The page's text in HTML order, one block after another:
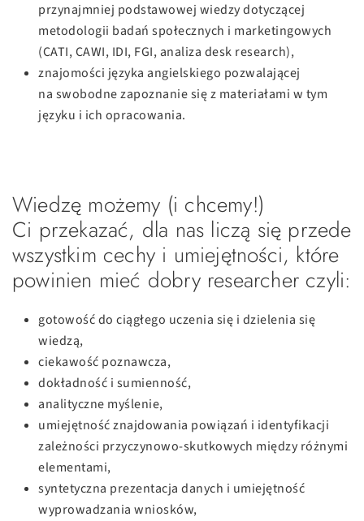
przynajmniej podstawowej wiedzy dotyczącej
metodologii badań społecznych i marketingowych
(CATI, CAWI, IDI, FGI, analiza desk research),
znajomości języka angielskiego pozwalającej
na swobodne zapoznanie się z materiałami w tym
języku i ich opracowania.
Wiedzę możemy (i chcemy!)
Ci przekazać, dla nas liczą się przede
wszystkim cechy i umiejętności, które
powinien mieć dobry researcher czyli:
gotowość do ciągłego uczenia się i dzielenia się
wiedzą,
ciekawość poznawcza,
dokładność i sumienność,
analityczne myślenie,
umiejętność znajdowania powiązań i identyfikacji
zależności przyczynowo-skutkowych między różnymi
elementami,
syntetyczna prezentacja danych i umiejętność
wyprowadzania wniosków,